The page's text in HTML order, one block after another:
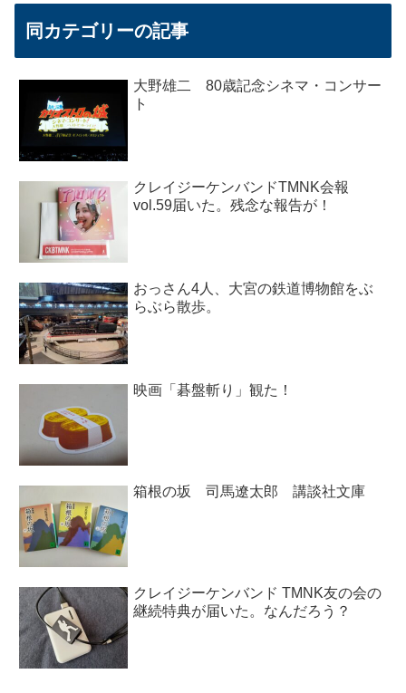
同カテゴリーの記事
大野雄二 80歳記念シネマ・コンサー
ト
クレイジーケンバンドTMNK会報
vol.59届いた。残念な報告が！
おっさん4人、大宮の鉄道博物館をぶ
らぶら散歩。
映画「碁盤斬り」観た！
箱根の坂 司馬遼太郎 講談社文庫
クレイジーケンバンド TMNK友の会の
継続特典が届いた。なんだろう？